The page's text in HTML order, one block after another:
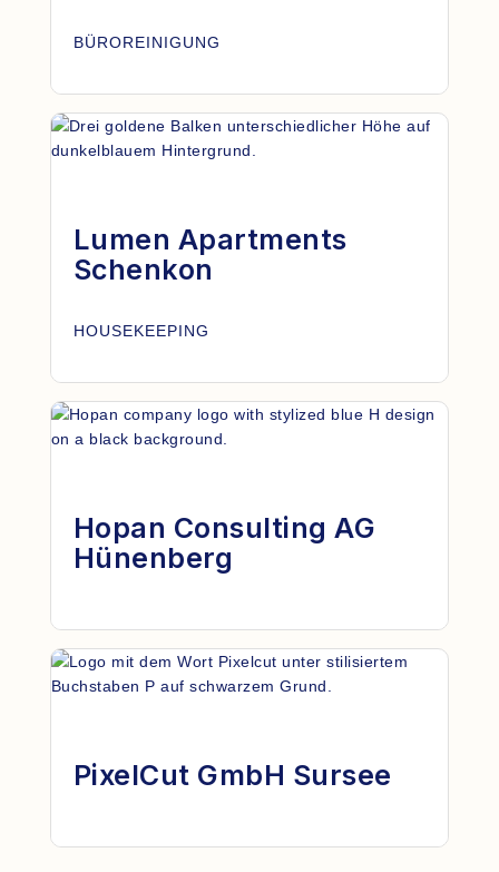
BÜROREINIGUNG
Lumen Apartments
Schenkon
HOUSEKEEPING
Hopan Consulting AG
Hünenberg
PixelCut GmbH Sursee